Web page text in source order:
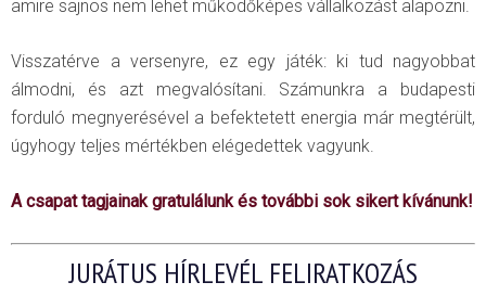
amire sajnos nem lehet működőképes vállalkozást alapozni.
Visszatérve a versenyre, ez egy játék: ki tud nagyobbat
álmodni, és azt megvalósítani. Számunkra a budapesti
forduló megnyerésével a befektetett energia már megtérült,
úgyhogy teljes mértékben elégedettek vagyunk.
A csapat tagjainak gratulálunk és további sok sikert kívánunk!
JURÁTUS HÍRLEVÉL FELIRATKOZÁS